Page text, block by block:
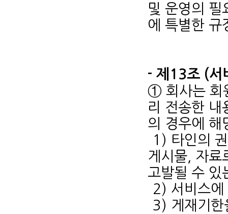
및 운영의 필
에 특별한 규
- 제13조 (서
① 회사는 회
리 전송한 내
의 경우에 해
1) 타인의
게시물, 자료
고발될 수 있
2) 서비스에
3) 게재기한